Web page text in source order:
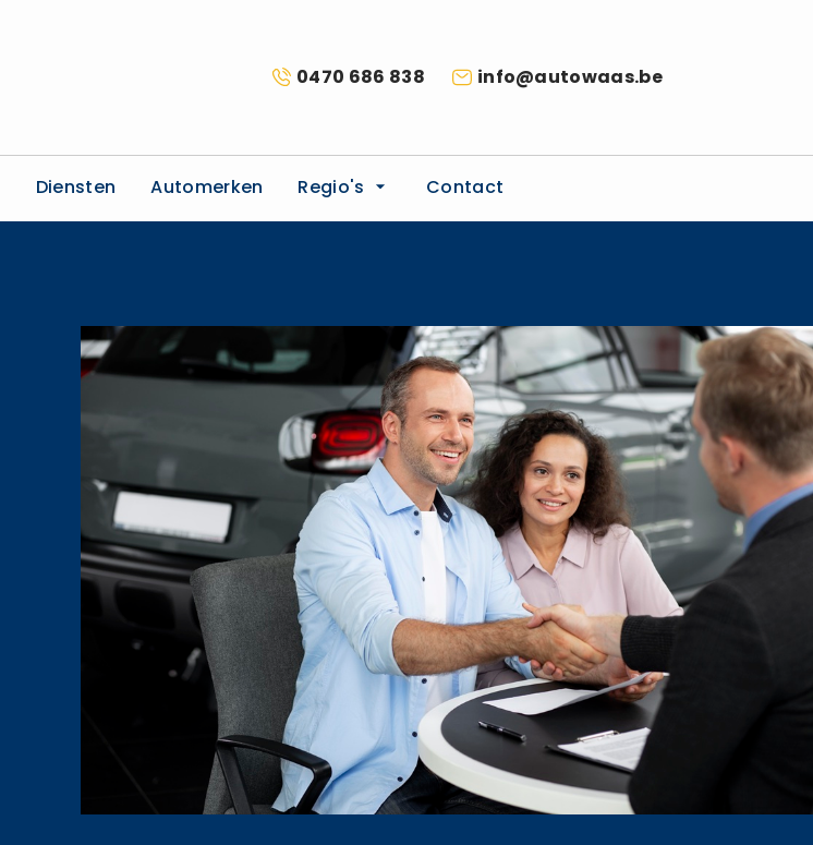
0470 686 838 info@autowaas.be
Diensten Automerken Regio's Contact